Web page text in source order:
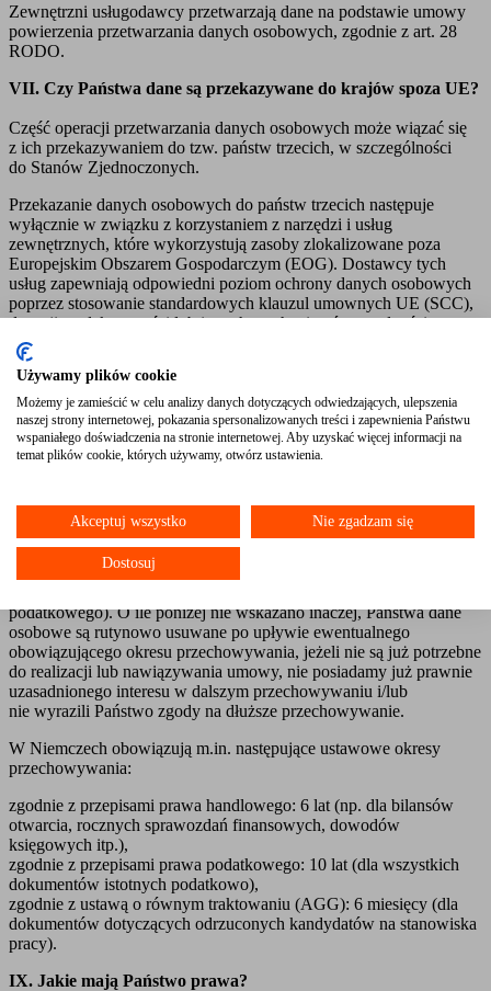
Zewnętrzni usługodawcy przetwarzają dane na podstawie umowy
powierzenia przetwarzania danych osobowych, zgodnie z art. 28
RODO.
VII. Czy Państwa dane są przekazywane do krajów spoza UE?
Część operacji przetwarzania danych osobowych może wiązać się
z ich przekazywaniem do tzw. państw trzecich, w szczególności
do Stanów Zjednoczonych.
Przekazanie danych osobowych do państw trzecich następuje
wyłącznie w związku z korzystaniem z narzędzi i usług
zewnętrznych, które wykorzystują zasoby zlokalizowane poza
Europejskim Obszarem Gospodarczym (EOG). Dostawcy tych
usług zapewniają odpowiedni poziom ochrony danych osobowych
poprzez stosowanie standardowych klauzul umownych UE (SCC),
decyzji o adekwatności lub innych mechanizmów zgodności
przewidzianych w art. 44–49 RODO.
Aktualnie przekazanie danych osobowych do państw trzecich może
następować w związku z korzystaniem z następujących rozwiązań
technicznych:
System mailingowy: MailerLite
VIII. Jak długo przetwarzamy Państwa dane?
Okres przechowywania Państwa danych osobowych jest zwykle
określany przez obowiązujące przepisy prawa dotyczące
podatkowego). O ile poniżej nie wskazano inaczej, Państwa dane
osobowe są rutynowo usuwane po upływie ewentualnego
obowiązującego okresu przechowywania, jeżeli nie są już potrzebne
do realizacji lub nawiązywania umowy, nie posiadamy już prawnie
uzasadnionego interesu w dalszym przechowywaniu i/lub
nie wyrazili Państwo zgody na dłuższe przechowywanie.
W Niemczech obowiązują m.in. następujące ustawowe okresy
przechowywania:
zgodnie z przepisami prawa handlowego: 6 lat (np. dla bilansów
otwarcia, rocznych sprawozdań finansowych, dowodów
księgowych itp.),
zgodnie z przepisami prawa podatkowego: 10 lat (dla wszystkich
dokumentów istotnych podatkowo),
zgodnie z ustawą o równym traktowaniu (AGG): 6 miesięcy (dla
dokumentów dotyczących odrzuconych kandydatów na stanowiska
pracy).
IX. Jakie mają Państwo prawa?
Używamy plików cookie
Możemy je zamieścić w celu analizy danych dotyczących odwiedzających, ulepszenia
naszej strony internetowej, pokazania spersonalizowanych treści i zapewnienia Państwu
wspaniałego doświadczenia na stronie internetowej. Aby uzyskać więcej informacji na
temat plików cookie, których używamy, otwórz ustawienia.
Akceptuj wszystko Nie zgadzam się
Dostosuj